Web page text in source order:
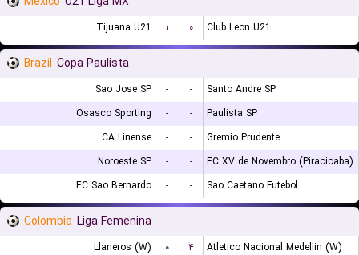
Tijuana U21 ۱ ۰ Club Leon U21
Brazil Copa Paulista
Sao Jose SP - -
Santo Andre SP
Osasco Sporting
- -
Paulista SP
CA Linense
- -
Gremio Prudente
Noroeste SP
- -
EC XV de Novembro (Piracicaba)
EC Sao Bernardo
- - Sao Caetano Futebol
Colombia Liga Femenina
Llaneros (W) ۰ ۴ Atletico Nacional Medellin (W)